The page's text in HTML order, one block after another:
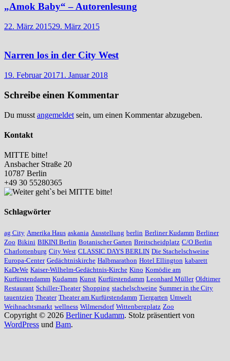
„Amok Baby“ – Autorenlesung
22. März 201529. März 2015
Narren los in der City West
19. Februar 20171. Januar 2018
Schreibe einen Kommentar
Du musst angemeldet sein, um einen Kommentar abzugeben.
Kontakt
MITTE bitte!
Ansbacher Straße 20
10787 Berlin
+49 30 55280365
Schlagwörter
ag City Amerika Haus askania Ausstellung berlin Berliner Kudamm Berliner
Zoo Bikini BIKINI Berlin Botanischer Garten Breitscheidplatz C/O Berlin
Charlottenburg City West CLASSIC DAYS BERLIN Die Stachelschweine
Europa-Center Gedächtniskirche Halbmarathon Hotel Ellington kabarett
KaDeWe Kaiser-Wilhelm-Gedächtnis-Kirche Kino Komödie am
Kurfürstendamm Kudamm Kunst Kurfürstendamm Leonhard Müller Oldtimer
Restaurant Schiller-Theater Shopping stachelschweine Summer in the City
tauentzien Theater Theater am Kurfürstendamm Tiergarten Umwelt
Weihnachtsmarkt wellness Wilmersdorf Wittenbergplatz Zoo
Copyright © 2026 Berliner Kudamm. Stolz präsentiert von
WordPress und Bam.